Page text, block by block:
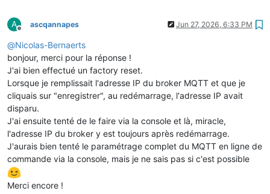
A
Offline
ascqannapes Jun 27, 2026, 6:33 PM
@Nicolas-Bernaerts
bonjour, merci pour la réponse !
J'ai bien effectué un factory reset.
Lorsque je remplissait l'adresse IP du broker MQTT et que je
cliquais sur "enregistrer", au redémarrage, l'adresse IP avait
disparu.
J'ai ensuite tenté de le faire via la console et là, miracle,
l'adresse IP du broker y est toujours après redémarrage.
J'aurais bien tenté le paramétrage complet du MQTT en ligne de
commande via la console, mais je ne sais pas si c'est possible
Merci encore !